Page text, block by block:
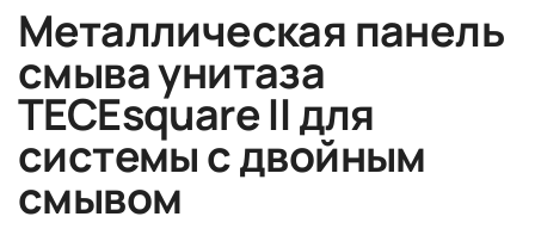
Металлическая панель
смыва унитаза
TECEsquare II для
системы с двойным
смывом